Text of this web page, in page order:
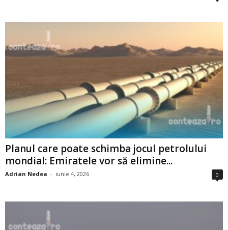
Planul care poate schimba jocul petrolului
mondial: Emiratele vor să elimine...
Adrian Nedea - iunie 4, 2026 0